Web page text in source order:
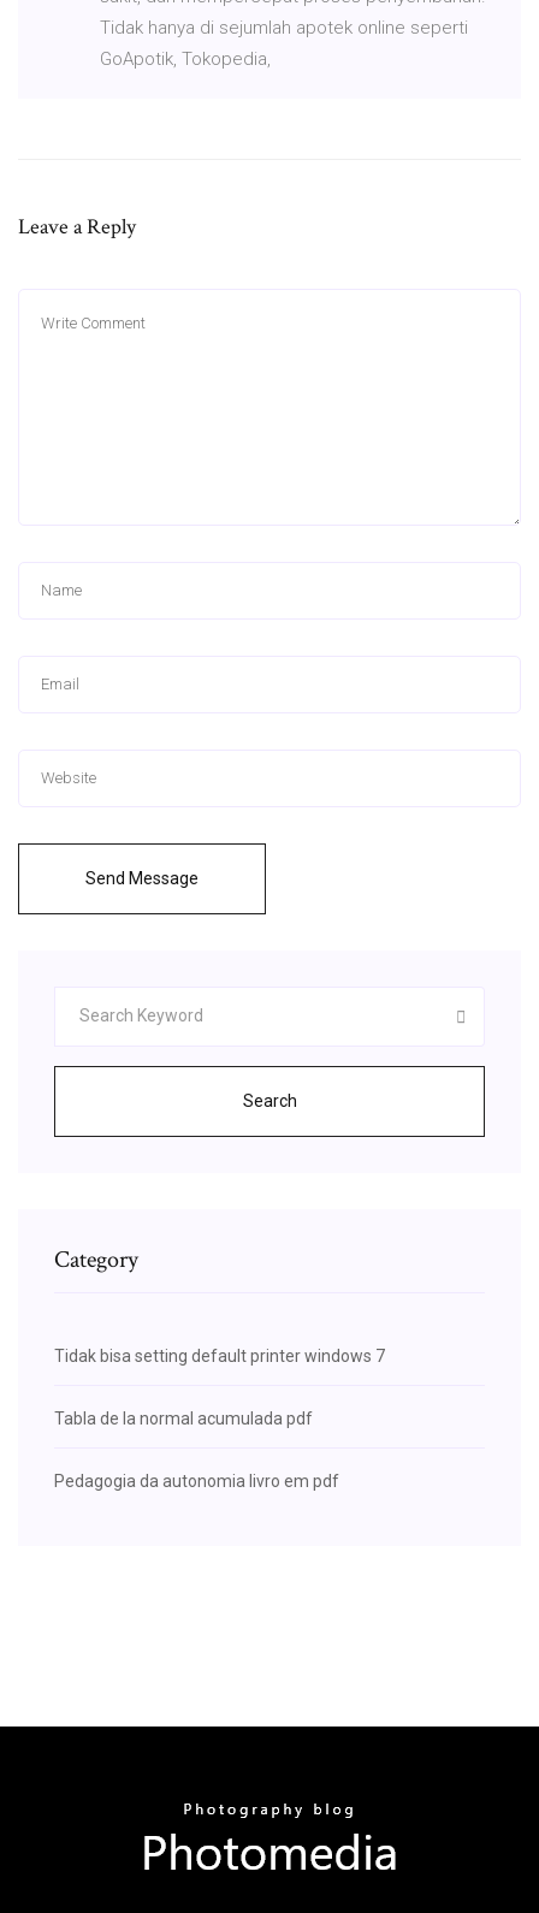
Tidak hanya di sejumlah apotek online seperti
GoApotik, Tokopedia,
Leave a Reply
Send Message
Search
Category
Tidak bisa setting default printer windows 7
Tabla de la normal acumulada pdf
Pedagogia da autonomia livro em pdf